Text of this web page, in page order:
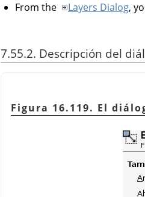
From the
Layers Dialog,
7.55.2. Descripción del
Figura 16.119. El